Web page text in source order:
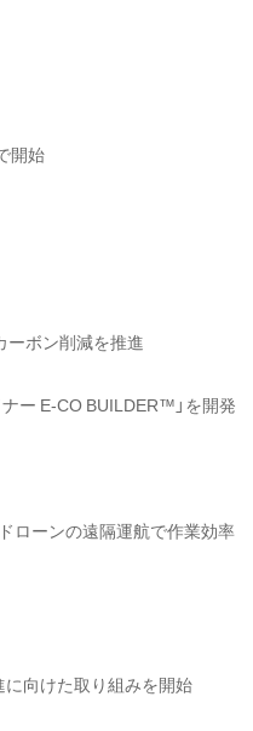
開始
ーボン削減を推進
ー E-COBUILDER™」を開発
ローンの遠隔運航で作業効率
に向けた取り組みを開始